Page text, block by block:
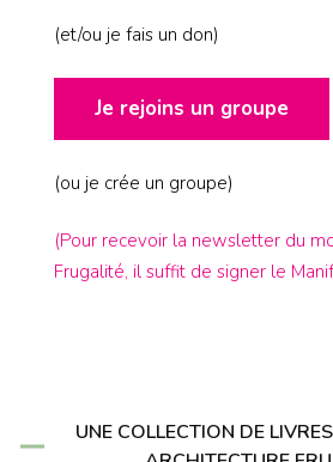
(et/ou je fais un don)
Je rejoins un groupe
(ou je crée un groupe)
(Pour recevoir la newsletter du
Frugalité, il suffit de signer le
UNE COLLECTION DE